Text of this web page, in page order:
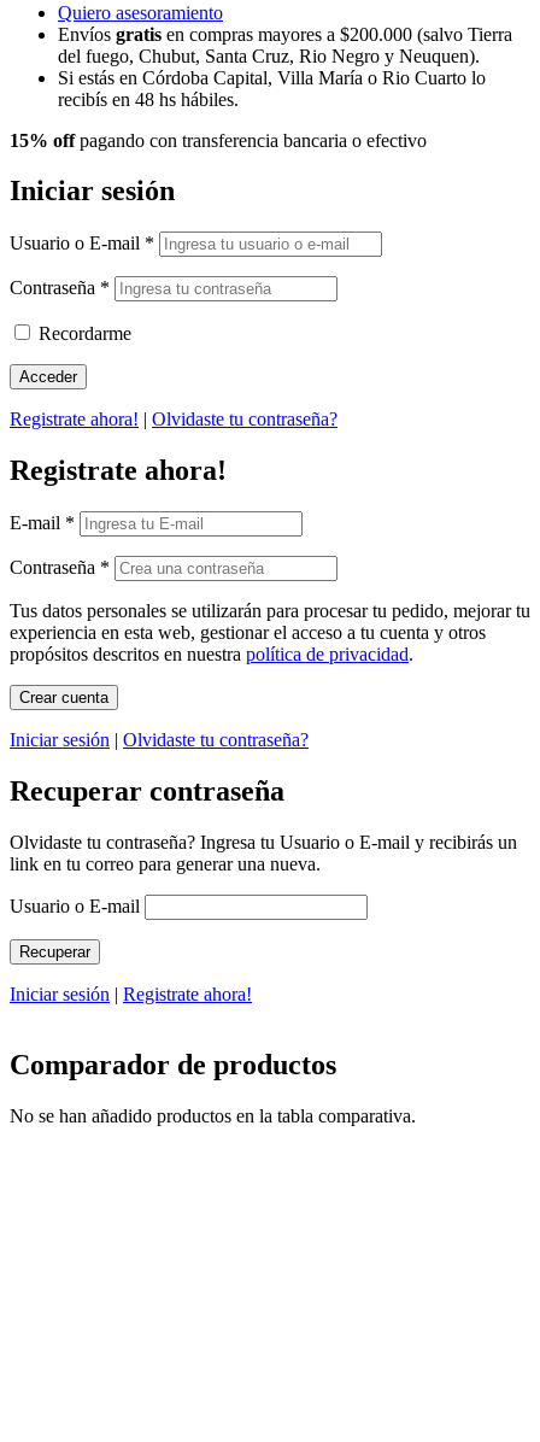
Quiero asesoramiento
Envíos gratis en compras mayores a $200.000 (salvo Tierra
del fuego, Chubut, Santa Cruz, Rio Negro y Neuquen).
Si estás en Córdoba Capital, Villa María o Rio Cuarto lo
recibís en 48 hs hábiles.
15% offpagando con transferencia bancaria o efectivo
Iniciar sesión
Usuario o E-mail *
Contraseña *
Recordarme
Registrate ahora! | Olvidaste tu contraseña?
Registrate ahora!
E-mail *
Contraseña *
Tus datos personales se utilizarán para procesar tu pedido, mejorar tu
experiencia en esta web, gestionar el acceso a tu cuenta y otros
propósitos descritos en nuestra política de privacidad.
Iniciar sesión | Olvidaste tu contraseña?
Recuperar contraseña
Olvidaste tu contraseña? Ingresa tu Usuario o E-mail y recibirás un
link en tu correo para generar una nueva.
Usuario o E-mail
Iniciar sesión | Registrate ahora!